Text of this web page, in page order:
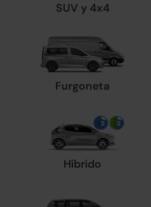
SUV y 4x4
Furgoneta
Híbrido